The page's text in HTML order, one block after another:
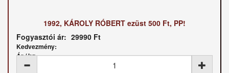
1992, KÁROLY RÓBERT ezüst 500 Ft, PP!
Fogyasztói ár: 29990 Ft
Kedvezmény:
Ár / kg: